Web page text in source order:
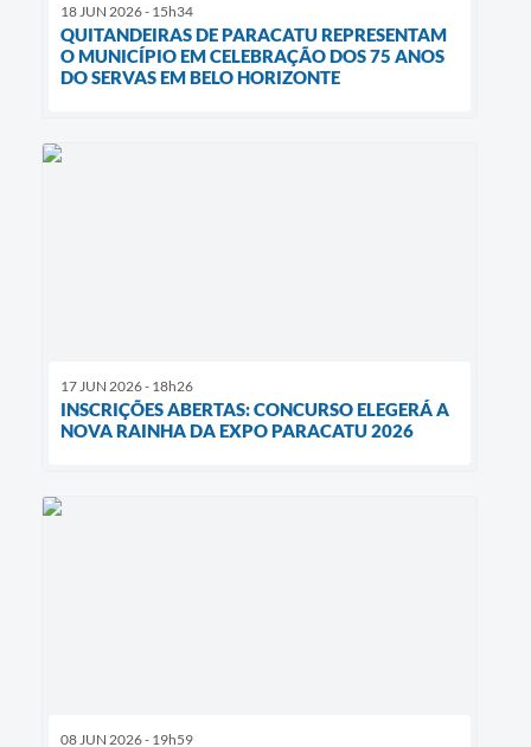
18 JUN 2026 - 15h34
QUITANDEIRAS DE PARACATU REPRESENTAM
O MUNICÍPIO EM CELEBRAÇÃO DOS 75 ANOS
DO SERVAS EM BELO HORIZONTE
17 JUN 2026 - 18h26
INSCRIÇÕES ABERTAS: CONCURSO ELEGERÁ A
NOVA RAINHA DA EXPO PARACATU 2026
08 JUN 2026 - 19h59